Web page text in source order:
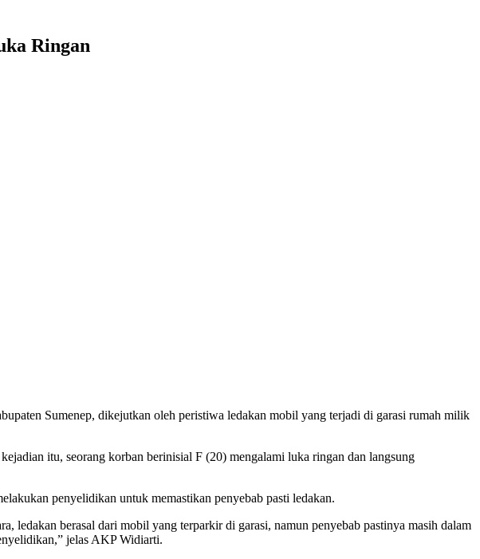
Ringan
Sumenep, dikejutkan oleh peristiwa ledakan mobil yang terjadi di garasi rumah milik
itu, seorang korban berinisial F (20) mengalami luka ringan dan langsung
penyelidikan untuk memastikan penyebab pasti ledakan.
ledakan berasal dari mobil yang terparkir di garasi, namun penyebab pastinya masih dalam
jelas AKP Widiarti.